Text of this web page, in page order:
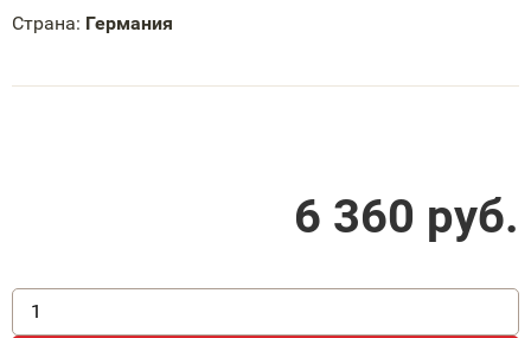
Страна: Германия
6 360 руб.